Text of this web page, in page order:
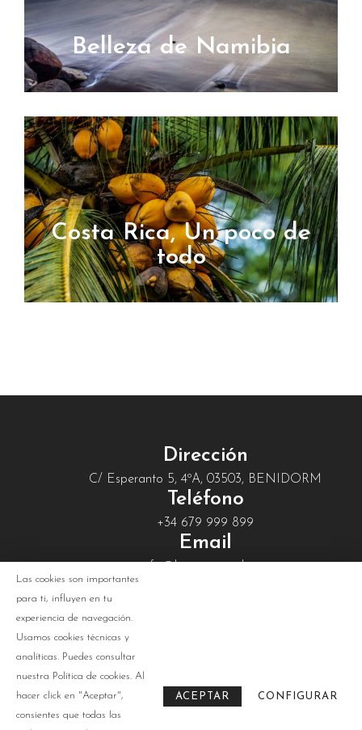
Belleza de Namibia
Costa Rica, Un poco de
todo
Dirección
C/ Esperanto 5, 4ºA, 03503, BENIDORM
Teléfono
+34 679 999 899
Email
Las cookies son importantes
para ti, influyen en tu
experiencia de navegación.
Usamos cookies técnicas y
analíticas. Puedes consultar
nuestra Política de cookies. Al
hacer click en "Aceptar",
consientes que todas las
ACEPTAR CONFIGURAR